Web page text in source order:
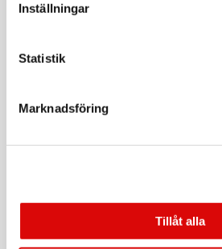
Inställningar
Statistik
Marknadsföring
Tillåt alla
CAVALET